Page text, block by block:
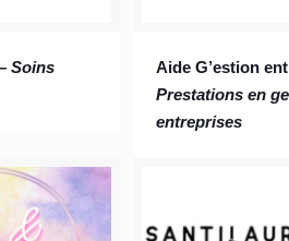
Soins
Aide G’estion
Prestations en
entreprises